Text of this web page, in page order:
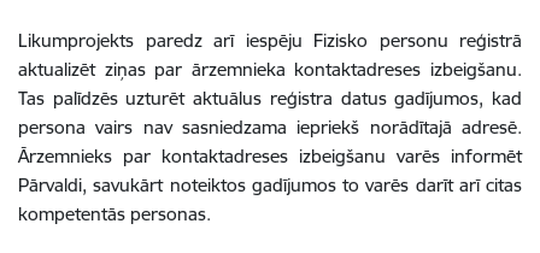
Likumprojekts paredz arī iespēju Fizisko personu reģistrā
aktualizēt ziņas par ārzemnieka kontaktadreses izbeigšanu.
Tas palīdzēs uzturēt aktuālus reģistra datus gadījumos, kad
persona vairs nav sasniedzama iepriekš norādītajā adresē.
Ārzemnieks par kontaktadreses izbeigšanu varēs informēt
Pārvaldi, savukārt noteiktos gadījumos to varēs darīt arī citas
kompetentās personas.